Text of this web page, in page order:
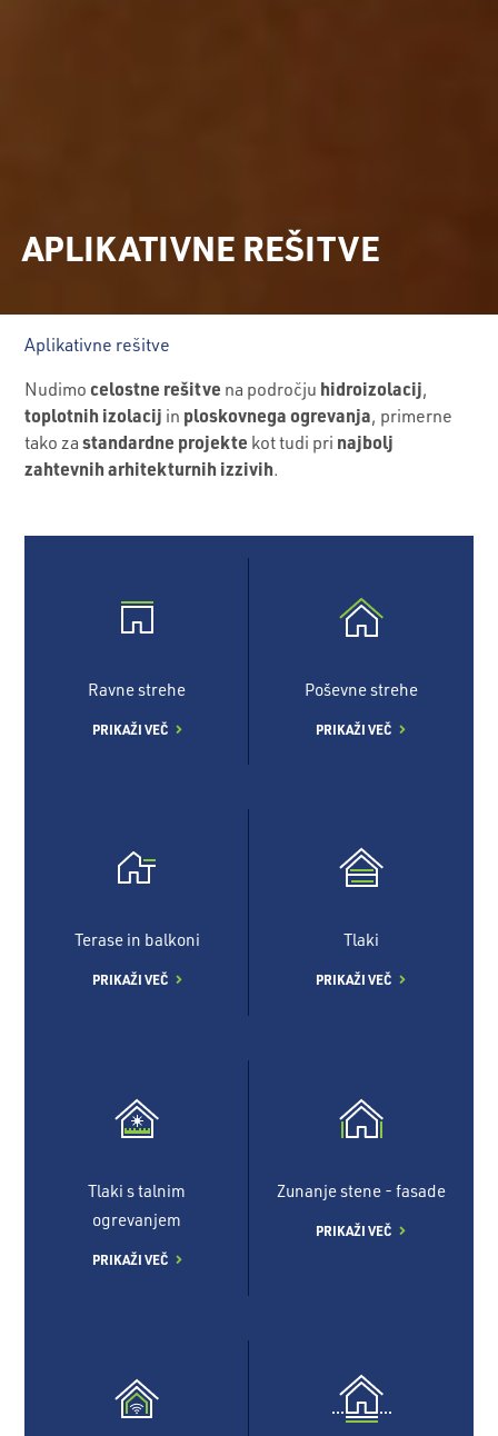
APLIKATIVNE REŠITVE
Aplikativne rešitve
Nudimocelostne rešitve na področju hidroizolacij,
toplotnih izolacij in ploskovnega ogrevanja, primerne
tako zastandardne projekte kot tudi pri najbolj
zahtevnih arhitekturnih izzivih.
Ravne strehe
PRIKAŽI VEČ
Poševne strehe
PRIKAŽI VEČ
Terase in balkoni
PRIKAŽI VEČ
Tlaki
PRIKAŽI VEČ
Tlaki s talnim
ogrevanjem
PRIKAŽI VEČ
Zunanje stene - fasade
PRIKAŽI VEČ